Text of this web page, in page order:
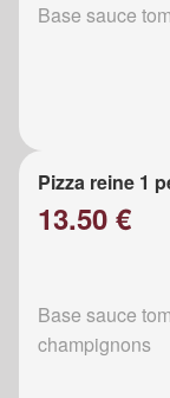
Base sauce
Pizza reine 1
13.50 €
Base sauce
champignons